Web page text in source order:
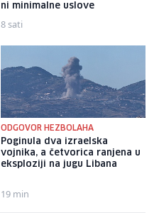
ni minimalne uslove
8 sati
ODGOVOR HEZBOLAHA
Poginula dva izraelska
vojnika, a četvorica ranjena u
eksploziji na jugu Libana
19 min